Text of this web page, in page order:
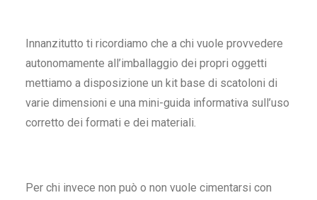
Innanzitutto ti ricordiamo che a chi vuole provvedere
autonomamente all’imballaggio dei propri oggetti
mettiamo a disposizione un kit base di scatoloni di
varie dimensioni e una mini-guida informativa sull’uso
corretto dei formati e dei materiali.
Per chi invece non può o non vuole cimentarsi con